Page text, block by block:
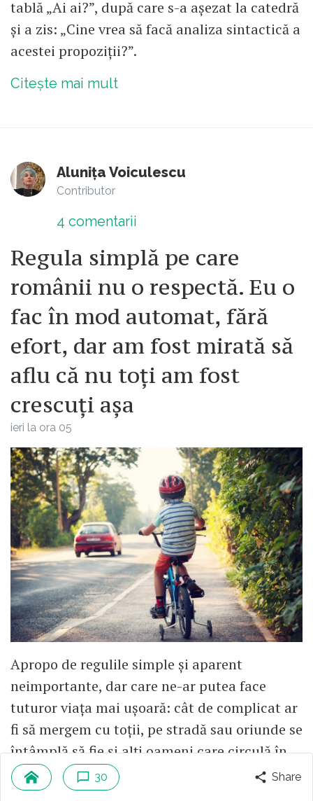
tablă „Ai ai?”, după care s-a așezat la catedră
și a zis: „Cine vrea să facă analiza sintactică a
acestei propoziții?”.
Citește mai mult
Alunița Voiculescu
Contributor
4 comentarii
Regula simplă pe care
românii nu o respectă. Eu o
fac în mod automat, fără
efort, dar am fost mirată să
aflu că nu toți am fost
crescuți așa
ieri la ora 05
Apropo de regulile simple și aparent
neimportante, dar care ne-ar putea face
tuturor viața mai ușoară: cât de complicat ar
fi să mergem cu toții, pe stradă sau oriunde se
întâmplă să fie și alți oameni care circulă în
același timp, ținând dreapta?
30 Share